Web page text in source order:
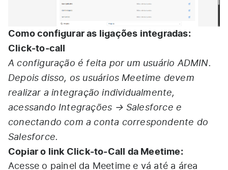
Como configurar as ligações integradas:
Click-to-call
A configuração é feita por um usuário ADMIN.
Depois disso, os usuários Meetime devem
realizar a integração individualmente,
acessando Integrações → Salesforce e
conectando com a conta correspondente do
Salesforce.
Copiar o link Click-to-Call da Meetime:
Acesse o painel da Meetime e vá até a área